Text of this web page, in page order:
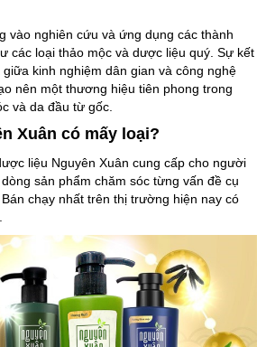
vào nghiên cứu và ứng dụng các thành
các loại thảo mộc và dược liệu quý. Sự kết
kinh nghiệm dân gian và công nghệ
nên một thương hiệu tiên phong trong
và da đầu từ gốc.
Xuân có mấy loại?
liệu Nguyên Xuân cung cấp cho người
sản phẩm chăm sóc từng vấn đề cụ
chạy nhất trên thị trường hiện nay có